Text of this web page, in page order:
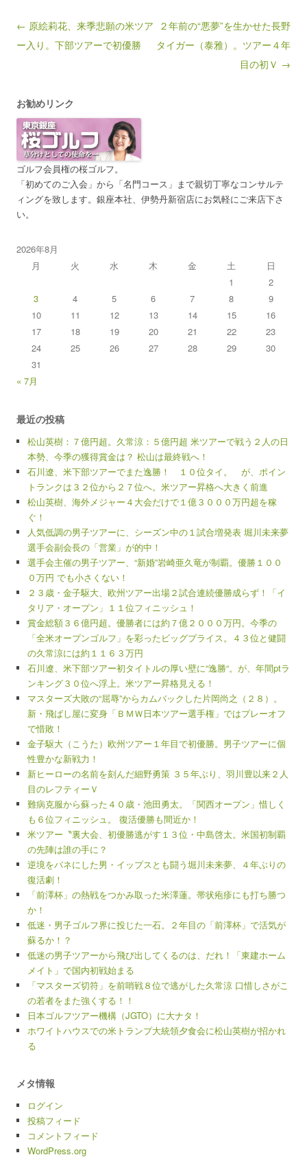
Post navigation
← 原絵莉花、来季悲願の米ツア
ー入り。下部ツアーで初優勝
２年前の“悪夢”を生かせた長野
タイガー（泰雅）。ツアー４年
目の初Ｖ →
お勧めリンク
ゴルフ会員権の桜ゴルフ。
「初めてのご入会」から「名門コース」まで親切丁寧なコンサルテ
ィングを致します。銀座本社、伊勢丹新宿店にお気軽にご来店下さ
い。
2026年8月
月
火 水 木 金 土
日
1
2
3
4 5 6 7 8
9
10
11 12 13 14 15
16
17
18 19 20 21 22
23
24
25 26 27 28 29
30
31
« 7月
最近の投稿
松山英樹：７億円超。久常涼：５億円超 米ツアーで戦う２人の日
本勢、今季の獲得賞金は？ 松山は最終戦へ！
石川遼、米下部ツアーでまた逸勝！ １０位タイ。 が、ポイン
トランクは３２位から２７位へ。米ツアー昇格へ大きく前進
松山英樹、海外メジャー４大会だけで１億３０００万円超を稼
ぐ！
人気低調の男子ツアーに、シーズン中の１試合増発表 堀川未来夢
選手会副会長の「営業」が的中！
選手会主催の男子ツアー、“新婚”岩崎亜久竜が制覇。優勝１００
０万円 でも小さくない！
２３歳・金子駆大、欧州ツアー出場２試合連続優勝成らず！「イ
タリア・オープン」１１位フィニッシュ！
賞金総額３６億円超。優勝者には約７億２０００万円。今季の
「全米オープンゴルフ」を彩ったビッグプライス。４３位と健闘
の久常涼には約１１６３万円
石川遼、米下部ツアー初タイトルの厚い壁に“逸勝“。が、年間ptラ
ンキング３０位へ浮上。米ツアー昇格見える！
マスターズ大敗の“屈辱”からカムバックした片岡尚之（２８）。
新・飛ばし屋に変身「ＢＭＷ日本ツアー選手権」ではプレーオフ
で惜敗！
金子駆大（こうた）欧州ツアー１年目で初優勝。男子ツアーに個
性豊かな新戦力！
新ヒーローの名前を刻んだ細野勇策 ３５年ぶり、羽川豊以来２人
目のレフティーＶ
難病克服から蘇った４０歳・池田勇太。「関西オープン」惜しく
も６位フィニッシュ。 復活優勝も間近か！
米ツアー〝裏大会、初優勝逃がす１３位・中島啓太。米国初制覇
の先陣は誰の手に？
逆境をバネにした男・イップスとも闘う堀川未来夢、４年ぶりの
復活劇！
「前澤杯」の熱戦をつかみ取った米澤蓮。帯状疱疹にも打ち勝つ
か！
低迷・男子ゴルフ界に投じた一石。２年目の「前澤杯」で活気が
蘇るか！？
低迷の男子ツアーから飛び出してくるのは、だれ！「東建ホーム
メイト」で国内初戦始まる
「マスターズ切符」を前哨戦８位で逃がした久常涼 口惜しさがこ
の若者をまた強くする！！
日本ゴルフツアー機構（JGTO）に大ナタ！
ホワイトハウスでの米トランプ大統領夕食会に松山英樹が招かれ
る
メタ情報
ログイン
投稿フィード
コメントフィード
WordPress.org